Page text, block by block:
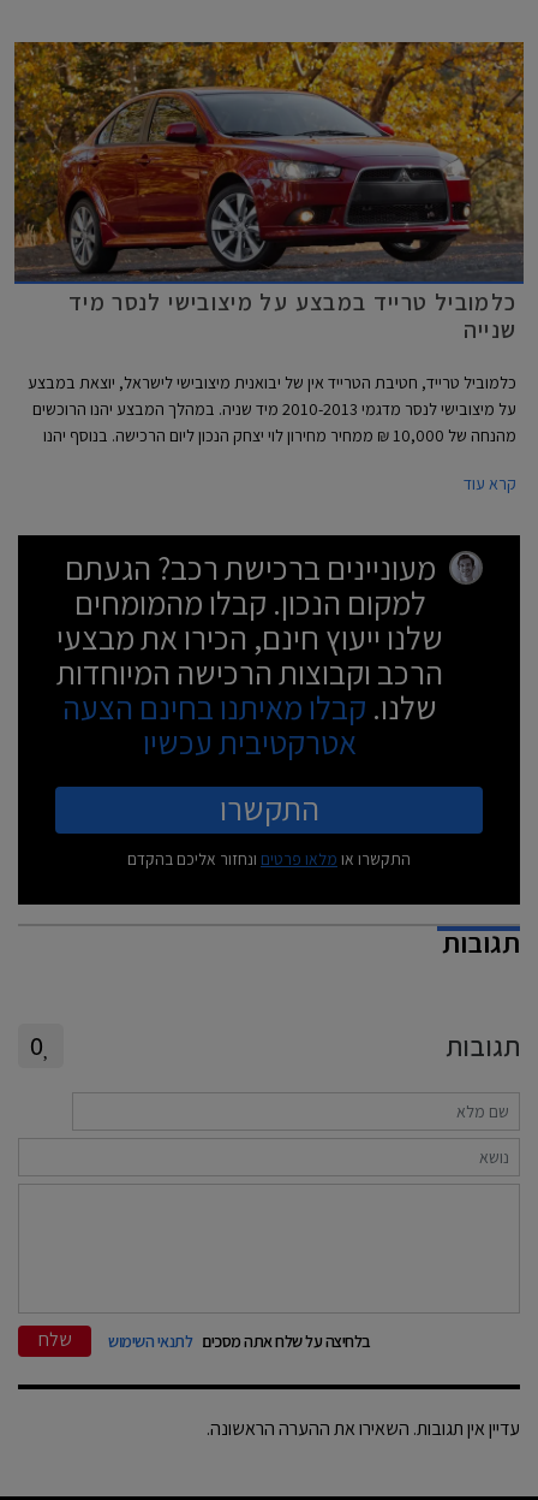
כלמוביל טרייד במבצע על מיצובישי לנסר מיד
שנייה
כלמוביל טרייד, חטיבת הטרייד אין של יבואנית מיצובישי לישראל, יוצאת במבצע
על מיצובישי לנסר מדגמי 2010-2013 מיד שניה. במהלך המבצע יהנו הרוכשים
מהנחה של 10,000 ₪ ממחיר מחירון לוי יצחק הנכון ליום הרכישה. בנוסף יהנו
בהתאם לתנאי המבצע.
קרא עוד
מעוניינים ברכישת רכב? הגעתם
למקום הנכון. קבלו מהמומחים
שלנו ייעוץ חינם, הכירו את מבצעי
הרכב וקבוצות הרכישה המיוחדות
שלנו. קבלו מאיתנו בחינם הצעה
אטרקטיבית עכשיו
התקשרו
התקשרו או מלאו פרטים ונחזור אליכם בהקדם
תגובות
תגובות 0
בלחיצה על שלח אתה מסכים לתנאי השימוש שלח
עדיין אין תגובות. השאירו את ההערה הראשונה.